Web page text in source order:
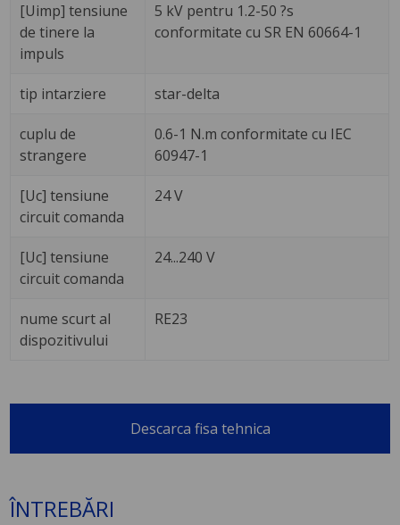
[Uimp] tensiune
de tinere la
impuls
5 kV pentru 1.2-50 ?s
conformitate cu SR EN 60664-1
tip intarziere star-delta
cuplu de
strangere
0.6-1 N.m conformitate cu IEC
60947-1
[Uc] tensiune
circuit comanda
24 V
[Uc] tensiune
circuit comanda
24...240 V
nume scurt al
dispozitivului
RE23
Descarca fisa tehnica
ÎNTREBĂRI